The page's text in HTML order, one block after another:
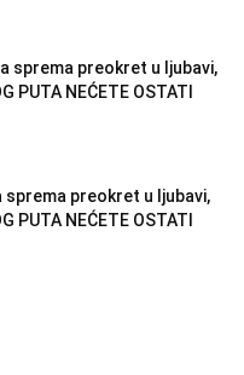
sprema preokret u ljubavi,
PUTA NEĆETE OSTATI
sprema preokret u ljubavi,
PUTA NEĆETE OSTATI